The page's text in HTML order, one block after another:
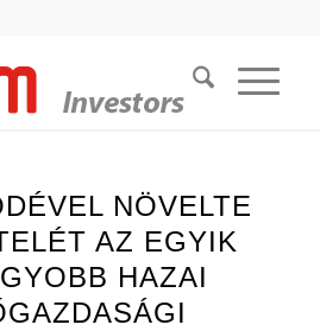
NÖVELTE
AZ EGYIK
HAZAI